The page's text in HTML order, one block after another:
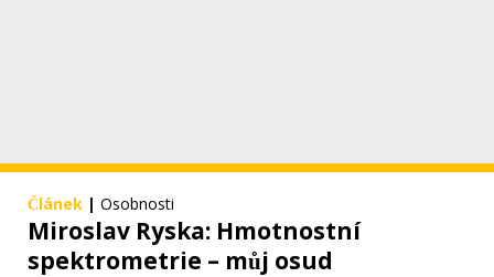
Článek | Osobnosti
Miroslav Ryska: Hmotnostní
spektrometrie – můj osud